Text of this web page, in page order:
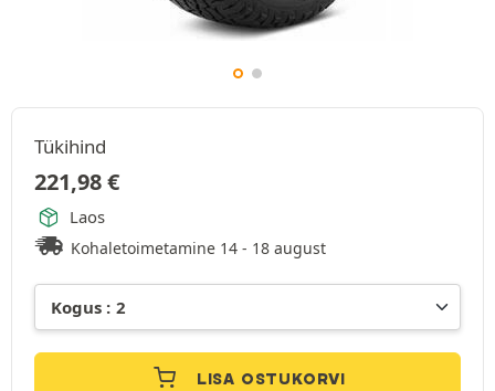
Tükihind
221,98€
Laos
Kohaletoimetamine 14 - 18 august
LISA OSTUKORVI